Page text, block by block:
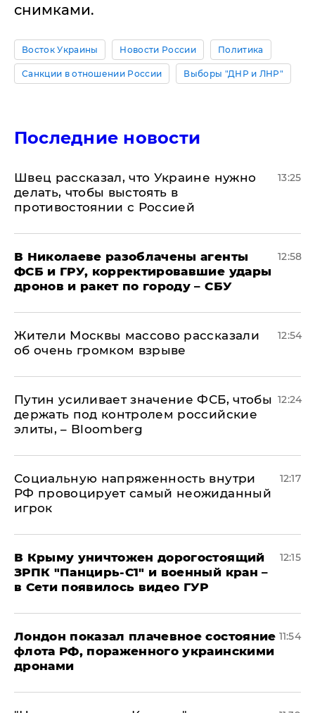
снимками.
Восток Украины Новости России Политика
Санкции в отношении России Выборы "ДНР и ЛНР"
Последние новости
Швец рассказал, что Украине нужно
делать, чтобы выстоять в
противостоянии с Россией
13:25
В Николаеве разоблачены агенты
ФСБ и ГРУ, корректировавшие удары
дронов и ракет по городу – СБУ
12:58
Жители Москвы массово рассказали
об очень громком взрыве
12:54
Путин усиливает значение ФСБ, чтобы
держать под контролем российские
элиты, – Bloomberg
12:24
Социальную напряженность внутри
РФ провоцирует самый неожиданный
игрок
12:17
В Крыму уничтожен дорогостоящий
ЗРПК "Панцирь-С1" и военный кран –
в Сети появилось видео ГУР
12:15
Лондон показал плачевное состояние
флота РФ, пораженного украинскими
дронами
11:54